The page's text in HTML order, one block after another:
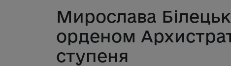
Мирослава
орденом
ступеня